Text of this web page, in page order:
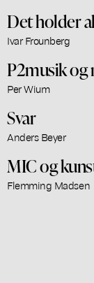
Det holder
Ivar Frounberg
P2musik og
Per Wium
Svar
Anders Beyer
MIC og
Flemming Madsen